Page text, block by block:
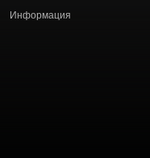
Информация